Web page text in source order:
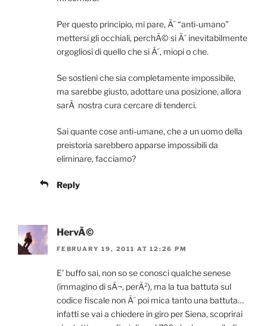
Per questo principio, mi pare, Ã¨ “anti-umano”
mettersi gli occhiali, perchÃ© si Ã¨ inevitabilmente
orgogliosi di quello che si Ã¨, miopi o che.
Se sostieni che sia completamente impossibile,
ma sarebbe giusto, adottare una posizione, allora
sarÃ nostra cura cercare di tenderci.
Sai quante cose anti-umane, che a un uomo della
preistoria sarebbero apparse impossibili da
eliminare, facciamo?
Reply
HervÃ©
FEBRUARY 19, 2011 AT 12:26 PM
E’ buffo sai, non so se conosci qualche senese
(immagino di sÃ¬, perÃ²), ma la tua battuta sul
codice fiscale non Ã¨ poi mica tanto una battuta…
infatti se vai a chiedere in giro per Siena, scoprirai